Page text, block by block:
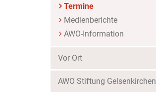
Termine
Medienberichte
AWO-Information
Vor Ort
AWO Stiftung Gelsenkirchen